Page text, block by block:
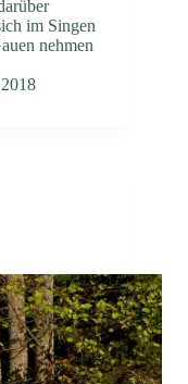
im Singen
nehmen